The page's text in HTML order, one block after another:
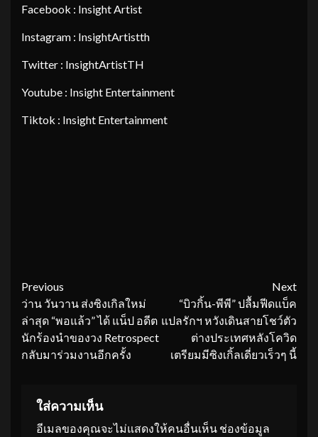
Facebook : Insight Artist
Instagram : InsightArtistth
Twitter : InsightArtistTH
Youtube : Insight Entertainment
Tiktok : Insight Entertainment
Continue
Reading
Previous
ว่าน วันวาน ส่งซิงเกิลใหม่
ล่าสุด “พอแล้ว” ได้ แน็ป อดีต
นักร้องนำของวง Retrospect
กลับมาร่วมงานอีกครั้ง
Next
“บิวกิ้น-พีพี” ปลื้มฟีดแบ็ค
แปลรักฯ หวังเดินสายโชว์ตัว
ต่างประเทศหลังโควิด
เตรียมมีซิงเกิ้ลเดี่ยวเร็วๆ นี้
ใส่ความเห็น
อีเมลของคุณจะไม่แสดงให้คนอื่นเห็น ช่องข้อมูล